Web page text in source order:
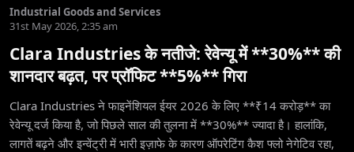
Industrial Goods and Services
31st May 2026, 2:35 am
Clara Industries के नतीजे: रेवेन्यू में **30%** की
शानदार बढ़त, पर प्रॉफिट **5%** गिरा
Clara Industries ने फाइनेंशियल ईयर 2026 के लिए **₹14 करोड़** का
रेवेन्यू दर्ज किया है, जो पिछले साल की तुलना में **30%** ज्यादा है। हालांकि,
लागतें बढ़ने और इन्वेंट्री में भारी इज़ाफे के कारण ऑपरेटिंग कैश फ्लो नेगेटिव रहा,